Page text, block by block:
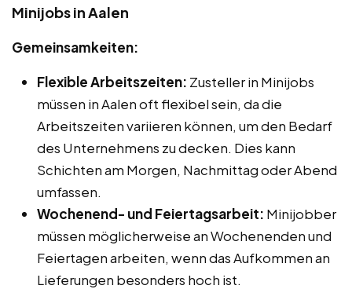
Minijobs in Aalen
Gemeinsamkeiten:
Flexible Arbeitszeiten: Zusteller in Minijobs
müssen in Aalen oft flexibel sein, da die
Arbeitszeiten variieren können, um den Bedarf
des Unternehmens zu decken. Dies kann
Schichten am Morgen, Nachmittag oder Abend
umfassen.
Wochenend- und Feiertagsarbeit: Minijobber
müssen möglicherweise an Wochenenden und
Feiertagen arbeiten, wenn das Aufkommen an
Lieferungen besonders hoch ist.